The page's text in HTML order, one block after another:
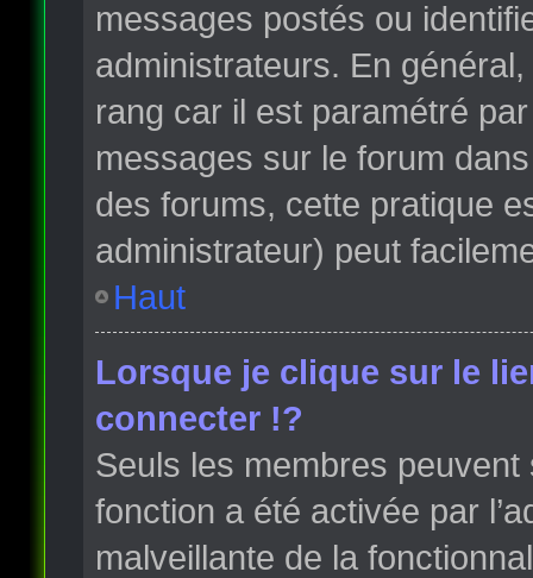
messages postés ou
administrateurs. En
rang car il est paramétré
messages sur le forum
des forums, cette pratique
administrateur) peut
Haut
Lorsque je clique sur le
connecter !?
Seuls les membres
fonction a été activée par
malveillante de la